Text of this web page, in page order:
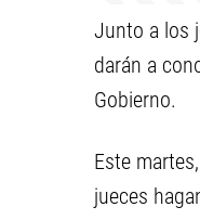
Junto a los
darán a
Gobierno.
Este
jueces